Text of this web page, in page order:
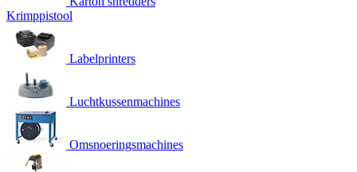
Krimppistool
Labelprinters
Luchtkussenmachines
Omsnoeringsmachines